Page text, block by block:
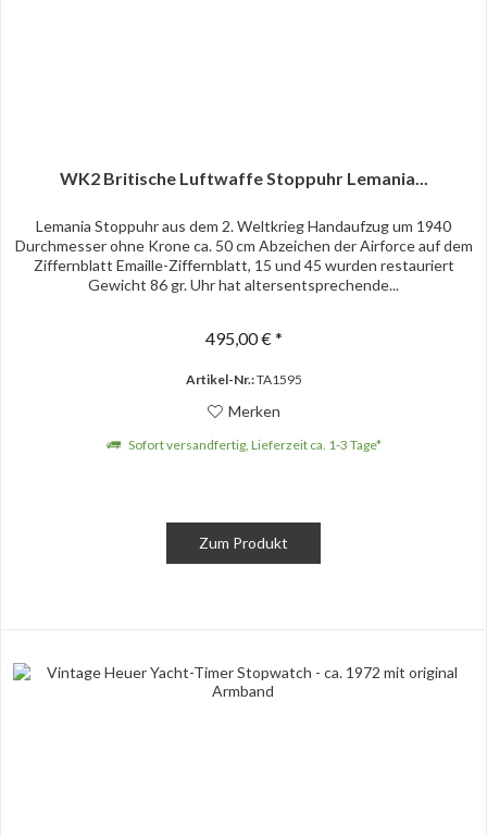
WK2 Britische Luftwaffe Stoppuhr Lemania...
Lemania Stoppuhr aus dem 2. Weltkrieg Handaufzug um 1940
Durchmesser ohne Krone ca. 50 cm Abzeichen der Airforce auf dem
Ziffernblatt Emaille-Ziffernblatt, 15 und 45 wurden restauriert
Gewicht 86 gr. Uhr hat altersentsprechende...
495,00 € *
Artikel-Nr.:TA1595
Merken
Sofort versandfertig, Lieferzeit ca. 1-3 Tage*
Zum Produkt